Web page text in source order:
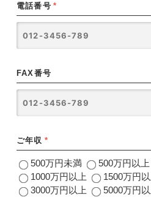
電話番号 *
FAX番号
ご年収 *
500万円未満 500万円以上
1000万円以上
1500万円
3000万円以上
5000万円